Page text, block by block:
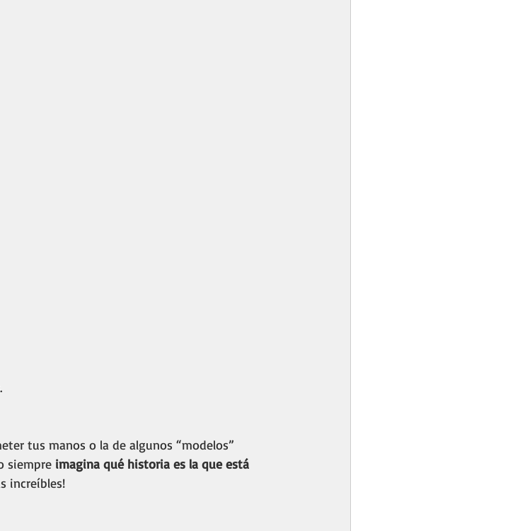
tus manos o la de algunos “modelos”
siempre imagina qué historia es la que está
increíbles!